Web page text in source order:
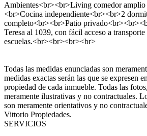
Ambientes<br><br>Living comedor
<br>Cocina independiente<br><br>2
completo<br><br>Patio
Teresa al 1039, con fácil acceso a
escuelas.<br><br><br><br>
Todas las medidas enunciadas son
medidas exactas serán las que se expresen
propiedad de cada inmueble. Todas las
meramente ilustrativas y no contractuales.
son meramente orientativos y no
Vittorio Propiedades.
SERVICIOS